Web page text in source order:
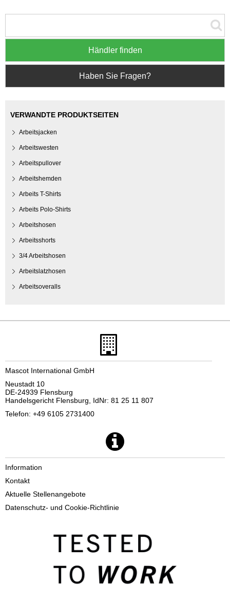
Händler finden
Haben Sie Fragen?
VERWANDTE PRODUKTSEITEN
Arbeitsjacken
Arbeitswesten
Arbeitspullover
Arbeitshemden
Arbeits T-Shirts
Arbeits Polo-Shirts
Arbeitshosen
Arbeitsshorts
3/4 Arbeitshosen
Arbeitslatzhosen
Arbeitsoveralls
Mascot International GmbH
Neustadt 10
DE-24939 Flensburg
Handelsgericht Flensburg, IdNr: 81 25 11 807
Telefon: +49 6105 2731400
Information
Kontakt
Aktuelle Stellenangebote
Datenschutz- und Cookie-Richtlinie